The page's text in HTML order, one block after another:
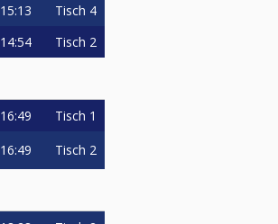
15:13 Tisch 4
14:54 Tisch 2
16:49 Tisch 1
16:49 Tisch 2